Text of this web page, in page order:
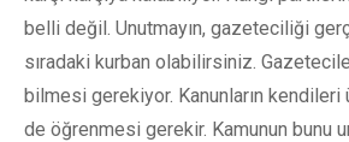
belli değil. Unutmayın, gazeteciliği
sıradaki kurban olabilirsiniz.
bilmesi gerekiyor. Kanunların
de öğrenmesi gerekir. Kamunun bunu